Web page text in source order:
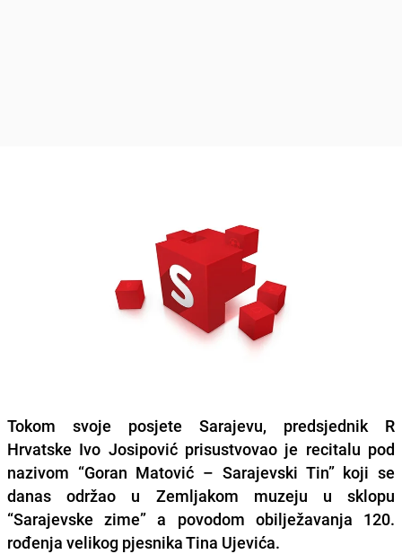
Tokom svoje posjete Sarajevu, predsjednik R
Hrvatske Ivo Josipović prisustvovao je recitalu pod
nazivom “Goran Matović – Sarajevski Tin” koji se
danas održao u Zemljakom muzeju u sklopu
“Sarajevske zime” a povodom obilježavanja 120.
rođenja velikog pjesnika Tina Ujevića.